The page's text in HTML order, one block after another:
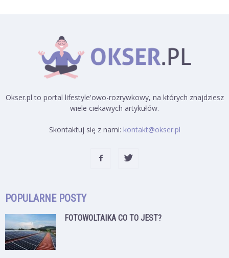
Okser.pl to portal lifestyle'owo-rozrywkowy, na których znajdziesz
wiele ciekawych artykułów.
Skontaktuj się z nami: kontakt@okser.pl
POPULARNE POSTY
FOTOWOLTAIKA CO TO JEST?